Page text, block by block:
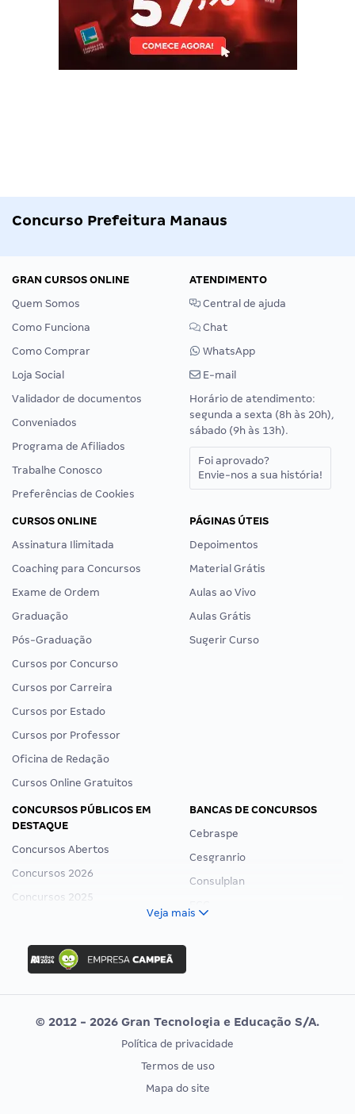
Concurso Prefeitura Manaus
GRAN CURSOS ONLINE
Quem Somos
Como Funciona
Como Comprar
Loja Social
Validador de documentos
Conveniados
Programa de Afiliados
Trabalhe Conosco
Preferências de Cookies
ATENDIMENTO
Central de ajuda
Chat
WhatsApp
E-mail
Horário de atendimento:
segunda a sexta (8h às 20h),
sábado (9h às 13h).
Foi aprovado?
Envie-nos a sua história!
CURSOS ONLINE
Assinatura Ilimitada
Coaching para Concursos
Exame de Ordem
Graduação
Pós-Graduação
Cursos por Concurso
Cursos por Carreira
Cursos por Estado
Cursos por Professor
Oficina de Redação
Cursos Online Gratuitos
PÁGINAS ÚTEIS
Depoimentos
Material Grátis
Aulas ao Vivo
Aulas Grátis
Sugerir Curso
CONCURSOS PÚBLICOS EM
DESTAQUE
Concursos Abertos
Concursos 2026
Concursos 2025
Concurso Ibama
Concurso MPU
Editais publicados
BANCAS DE CONCURSOS
Cebraspe
Cesgranrio
Consulplan
Vunesp
CONCURSOS POR PROFISSÃO
EXAME DE ORDEM
Veja mais
© 2012 - 2026 Gran Tecnologia e Educação S/A.
Política de privacidade
Termos de uso
Mapa do site